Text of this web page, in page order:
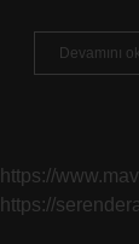
Devamını
https://
https://